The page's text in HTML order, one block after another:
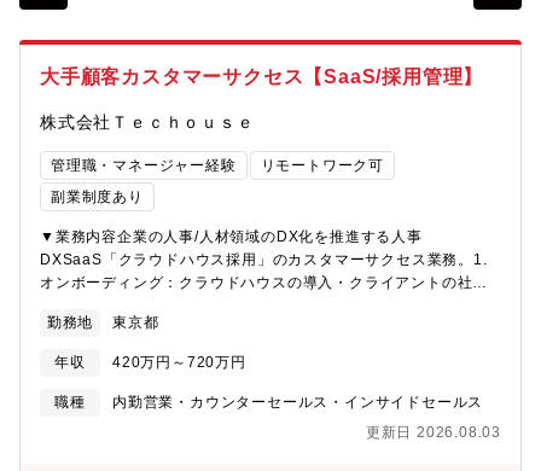
大手顧客カスタマーサクセス【SaaS/採用管理】
株式会社Ｔｅｃｈｏｕｓｅ
管理職・マネージャー経験
リモートワーク可
副業制度あり
▼業務内容企業の人事/人材領域のDX化を推進する人事
DXSaaS「クラウドハウス採用」のカスタマーサクセス業務。1.
オンボーディング：クラウドハウスの導入・クライアントの社内
ーサクセス：アウトバウンド型の顧客課題解決・アップセル/クロ
スセルなどクラウドハウスを導入したクライアントが、成功する
ためのサポート業務を行っていただきます。▼チーム構成クラウ
ドサービス事業は「クラウドハウス採用」と「クラウドハウス労
用」は、ビジネス・エンジニア合わせて15名ほどおり、開発とセ
勤務地 東京都
年収 420万円～720万円
職種
内勤営業・カウンターセールス・インサイドセールス
更新日 2026.08.03